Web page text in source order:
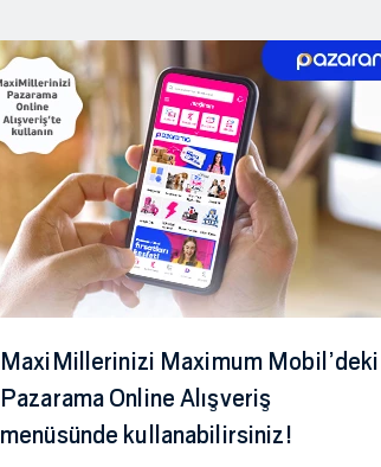
MaxiMillerinizi Maximum Mobil’deki
Pazarama Online Alışveriş
menüsünde kullanabilirsiniz!